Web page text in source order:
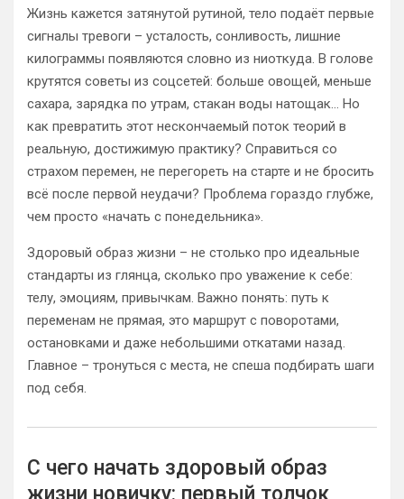
Жизнь кажется затянутой рутиной, тело подаёт первые
сигналы тревоги – усталость, сонливость, лишние
килограммы появляются словно из ниоткуда. В голове
крутятся советы из соцсетей: больше овощей, меньше
сахара, зарядка по утрам, стакан воды натощак… Но
как превратить этот нескончаемый поток теорий в
реальную, достижимую практику? Справиться со
страхом перемен, не перегореть на старте и не бросить
всё после первой неудачи? Проблема гораздо глубже,
чем просто «начать с понедельника».
Здоровый образ жизни – не столько про идеальные
стандарты из глянца, сколько про уважение к себе:
телу, эмоциям, привычкам. Важно понять: путь к
переменам не прямая, это маршрут с поворотами,
остановками и даже небольшими откатами назад.
Главное – тронуться с места, не спеша подбирать шаги
под себя.
С чего начать здоровый образ
жизни новичку: первый толчок